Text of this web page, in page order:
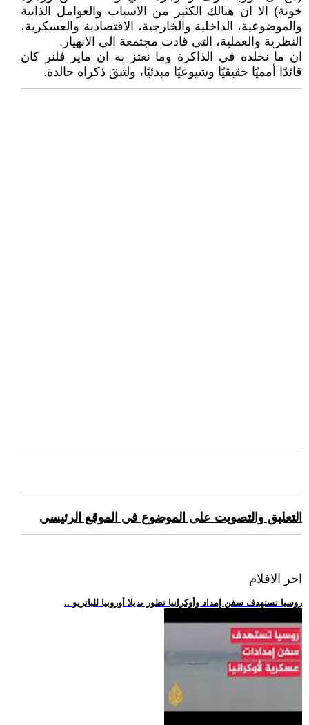
خونة) الا ان هنالك الكثير من الاسباب والعوامل الذاتية
والموضوعية، الداخلية والخارجية، الاقتصادية والعسكرية،
النظرية والعملية، التي قادت مجتمعة الى الانهيار.
ان ما نخلده في الذاكرة وما نعتز به ان ماير فلنر كان
قائدًا أمميًا حقيقيًا وشيوعيًا مبدئيًا، ولتبقَ ذكراه خالدة.
التعليق والتصويت على الموضوع في الموقع الرئيسي
اخر الافلام
.. روسيا تستهدف سفن إمداد وأوكرانيا تطور بديلا أوروبيا للباتريو